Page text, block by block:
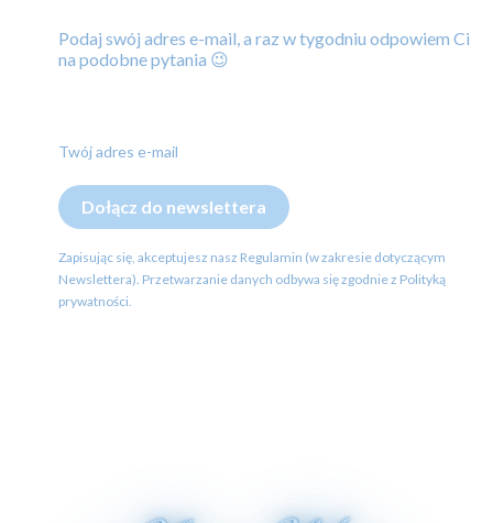
Podaj swój adres e-mail, a raz w tygodniu odpowiem Ci
na podobne pytania 😉
Twój adres e-mail
Dołącz do newslettera
Zapisując się, akceptujesz nasz Regulamin (w zakresie dotyczącym
Newslettera). Przetwarzanie danych odbywa się zgodnie z Polityką
prywatności.